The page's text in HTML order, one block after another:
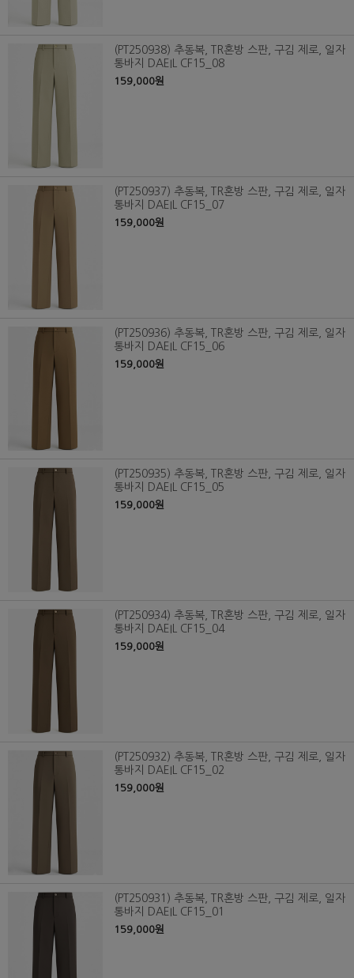
(PT250938) 추동복, TR혼방 스판, 구김 제로, 일자
통바지 DAEIL CF15_08
159,000원
(PT250937) 추동복, TR혼방 스판, 구김 제로, 일자
통바지 DAEIL CF15_07
159,000원
(PT250936) 추동복, TR혼방 스판, 구김 제로, 일자
통바지 DAEIL CF15_06
159,000원
(PT250935) 추동복, TR혼방 스판, 구김 제로, 일자
통바지 DAEIL CF15_05
159,000원
(PT250934) 추동복, TR혼방 스판, 구김 제로, 일자
통바지 DAEIL CF15_04
159,000원
(PT250932) 추동복, TR혼방 스판, 구김 제로, 일자
통바지 DAEIL CF15_02
159,000원
(PT250931) 추동복, TR혼방 스판, 구김 제로, 일자
통바지 DAEIL CF15_01
159,000원